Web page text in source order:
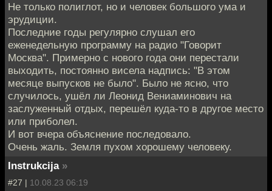
Не только полиглот, но и человек большого ума и
эрудиции.
Последние годы регулярно слушал его
еженедельную программу на радио "Говорит
Москва". Примерно с нового года они перестали
выходить, постоянно висела надпись: "В этом
месяце выпусков не было". Было не ясно, что
случилось, ушёл ли Леонид Вениаминович на
заслуженный отдых, перешёл куда-то в другое место
или приболел.
И вот вчера объяснение последовало.
Очень жаль. Земля пухом хорошему человеку.
Instrukcija »
#27 | 10.08.23 06:19